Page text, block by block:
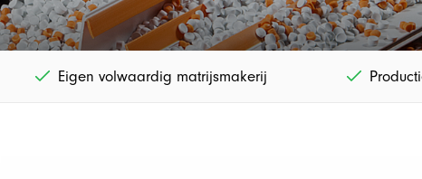
Eigen volwaardig matrijsmakerij